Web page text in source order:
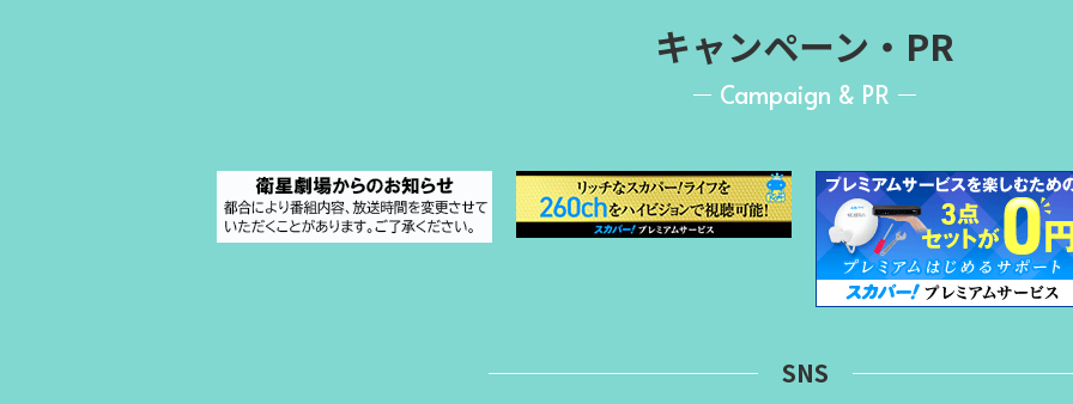
キャンペーン・PR
Campaign & PR
SNS